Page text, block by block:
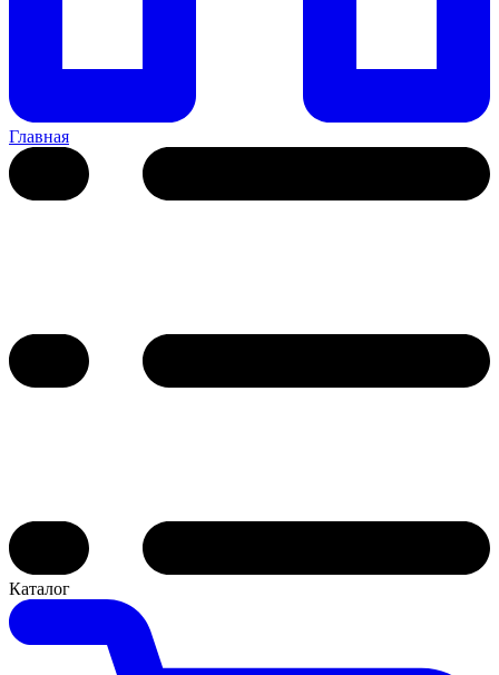
Главная
Каталог